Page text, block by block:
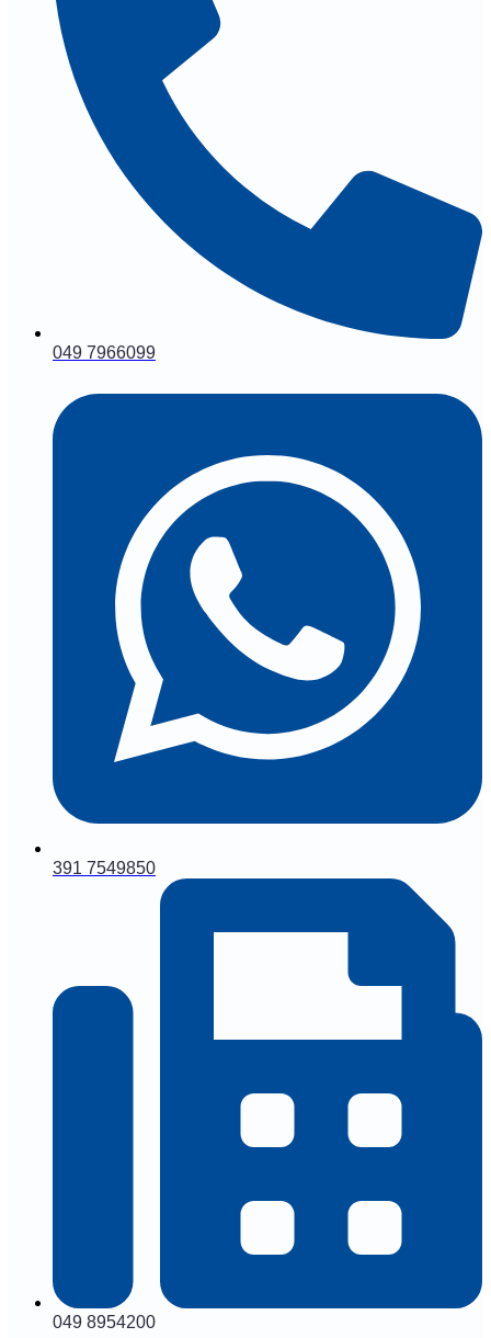
049 7966099
391 7549850
049 8954200